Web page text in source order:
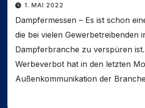
1. MAI 2022
Dampfermessen – Es ist schon
die bei vielen Gewerbetreibenden
Dampferbranche zu verspüren
Werbeverbot hat in den letzten
Außenkommunikation der